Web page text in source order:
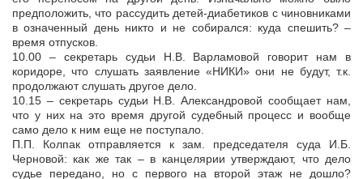
предположить, что рассудить детей-диабетиков с чиновниками
в означенный день никто и не собирался: куда спешить? –
время отпусков.
10.00 – секретарь судьи Н.В. Варламовой говорит нам в
коридоре, что слушать заявление «НИКИ» они не будут, т.к.
продолжают слушать другое дело.
10.15 – секретарь судьи Н.В. Александровой сообщает нам,
что у них на это время другой судебный процесс и вообще
само дело к ним еще не поступало.
П.П. Колпак отправляется к зам. председателя суда И.Б.
Черновой: как же так – в канцелярии утверждают, что дело
судье передано, но с первого на второй этаж не дошло?